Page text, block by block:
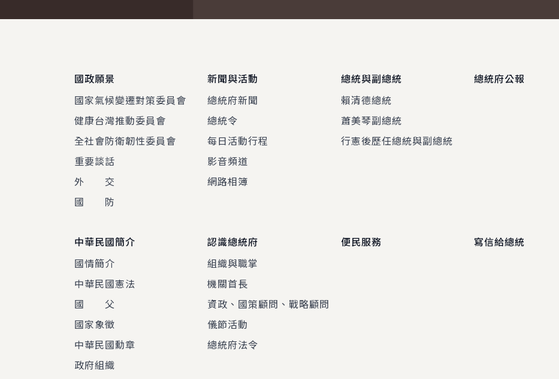
國政願景
國家氣候變遷對策委員會
健康台灣推動委員會
全社會防衛韌性委員會
重要談話
外 交
國 防
新聞與活動
總統府新聞
總統令
每日活動行程
影音頻道
網路相簿
總統與副總統
賴清德總統
蕭美琴副總統
行憲後歷任總統與副總統
總統府公報
中華民國簡介
國情簡介
中華民國憲法
國 父
國家象徵
中華民國勳章
政府組織
認識總統府
組織與職掌
機關首長
資政、國策顧問、戰略顧問
儀節活動
總統府法令
便民服務 寫信給總統